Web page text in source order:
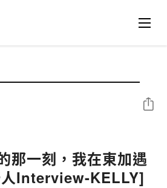
那一刻，我在東加遇
Interview-KELLY]
Share